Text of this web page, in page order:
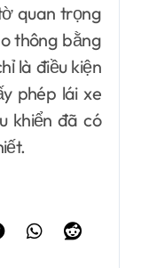
quan trọng
thông bằng
là điều kiện
phép lái xe
khiển đã có